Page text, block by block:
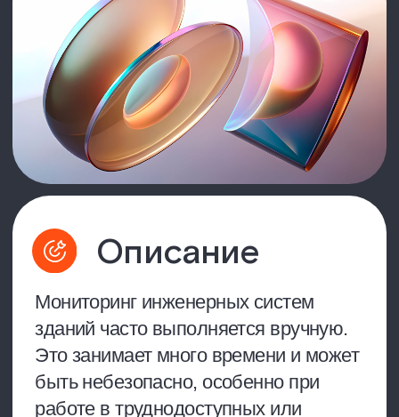
Мониторинг инженерных систем
зданий часто выполняется вручную.
Это занимает много времени и может
быть небезопасно, особенно при
работе в труднодоступных или
потенциально опасных зонах.
В этом проекте тебе нужно
разработать прототип робота для
дистанционного мониторинга
с интеллектуальным человеко-
машинным интерфейсом.
Управление роботом будет
осуществляться с помощью
голосовых команд и жестов, которые
искусственного интеллекта.
Подробнее